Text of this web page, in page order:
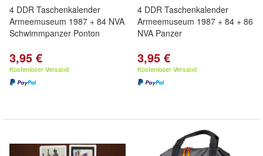
4 DDR Taschenkalender
Armeemuseum 1987 + 84 NVA
Schwimmpanzer Ponton
3,95 €
Kostenloser Versand
4 DDR Taschenkalender
Armeemuseum 1987 + 84 + 86
NVA Panzer
3,95 €
Kostenloser Versand